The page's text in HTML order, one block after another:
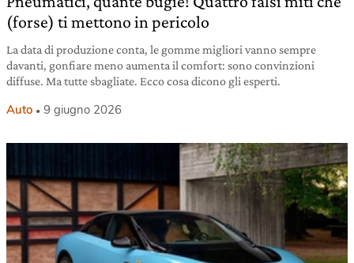
(forse) ti mettono in pericolo
La data di produzione conta, le gomme migliori vanno sempre
davanti, gonfiare meno aumenta il comfort: sono convinzioni
diffuse. Ma tutte sbagliate. Ecco cosa dicono gli esperti.
Auto 9 giugno 2026